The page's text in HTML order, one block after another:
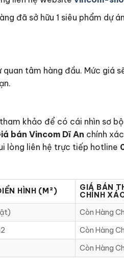
đã sở hữu 1 siêu phẩm dự
tâm hàng đầu. Mức giá
khảo để có cái nhìn sơ
bán Vincom Dĩ An chính
lòng liên hệ trực tiếp hotline
HÌNH (M²)
GIÁ BÁN
CHÍNH
Còn Hàng
Còn Hàng
Còn Hàng